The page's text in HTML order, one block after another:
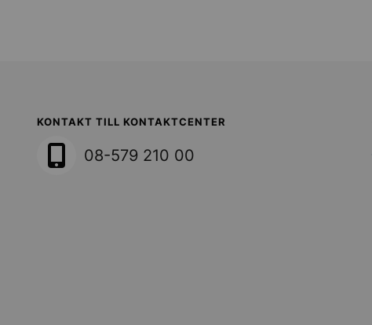
Sollentuna Kommun
KONTAKT TILL KONTAKTCENTER
08-579 210 00